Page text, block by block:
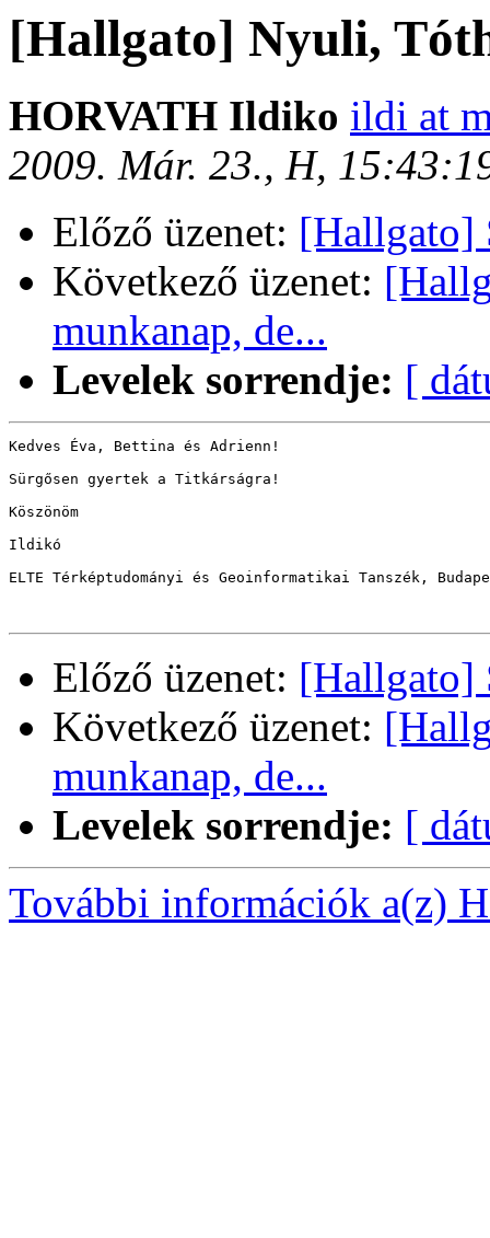
[Hallgato] Nyuli,
HORVATH Ildiko ildi at
2009. Már. 23., H,
Előző üzenet: [Hallgato]
Következő üzenet:
munkanap, de...
Levelek sorrendje: [
Kedves Éva, Bettina és Adrienn!
Sürgősen gyertek a Titkárságra!
Köszönöm
Ildikó
ELTE Térképtudományi és Geoinformatikai Tanszék,
Előző üzenet: [Hallgato]
Következő üzenet:
munkanap, de...
Levelek sorrendje: [
További információk a(z)